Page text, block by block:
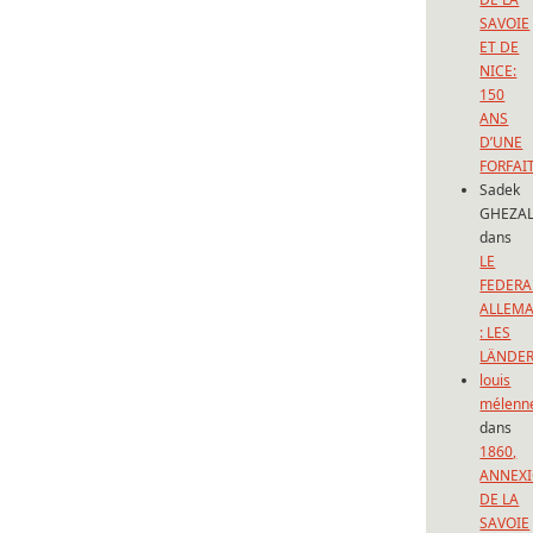
SAVOIE
ET DE
NICE:
150
ANS
D’UNE
Sadek
dans
LE
: LES
louis
dans
1860,
DE LA
SAVOIE